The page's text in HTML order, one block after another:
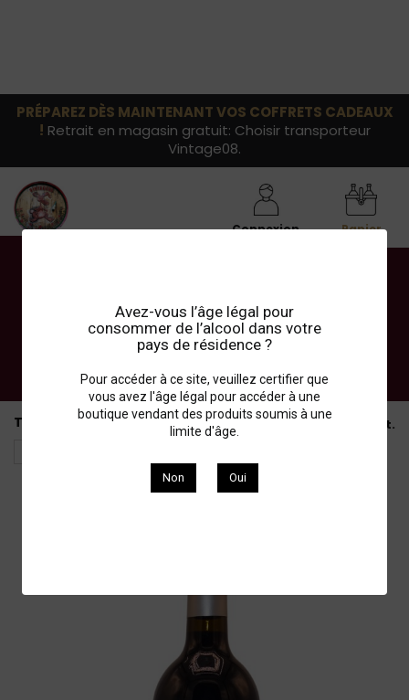
Avez-vous l’âge légal pour
consommer de l’alcool dans votre
pays de résidence ?
Pour accéder à ce site, veuillez certifier que
vous avez l'âge légal pour accéder à une
boutique vendant des produits soumis à une
limite d'âge.
Non Oui
PRÉPAREZ DÈS MAINTENANT VOS COFFRETS CADEAUX
! Retrait en magasin gratuit: Choisir transporteur
Vintage08.
Connexion Panier
Rieufret
Découvrez nos vins du Château de Rieufret
Tri Il y a 1 produit.